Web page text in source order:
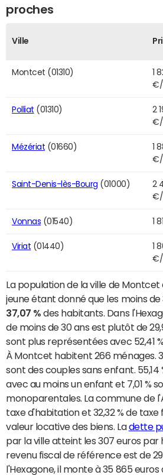
proches
Ville
Montcet (01310)
1
€/
Polliat (01310)
2
€/
Mézériat (01660)
1
€/
Saint-Denis-lès-Bourg (01000)
2
€/
Vonnas (01540) 1
Viriat (01440)
1
€/
La population de la ville de
jeune étant donné que les moins
37,07 % des habitants. Dans
de moins de 30 ans est plutôt de
sont plus représentées avec 52,41
À Montcet habitent 266 ménages.
sont des couples sans enfant. 55,14
avec au moins un enfant et 7,01 %
monoparentales. La commune de
taxe d'habitation et 32,32 % de
valeur locative des biens. Ladette
par la ville atteint les 307 euros par
revenu fiscal de référence est de
l'Hexagone, il monte à 35 865 euros